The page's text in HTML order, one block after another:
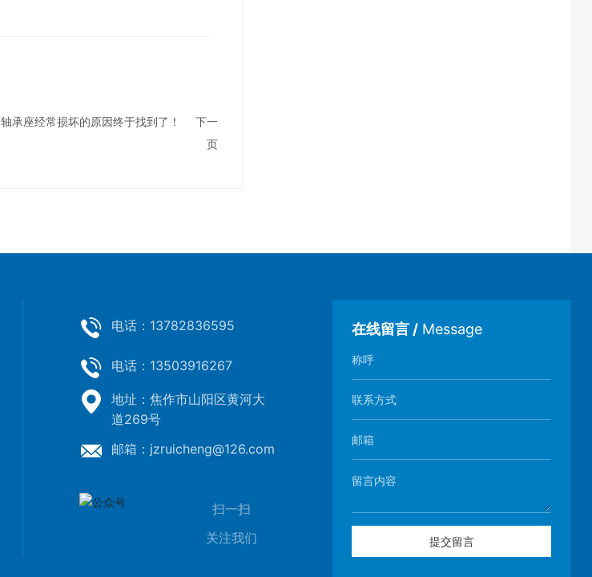
轴承座经常损坏的原因终于找到了！
下一
页
电话： 13782836595
电话： 13503916267
地址：焦作市山阳区黄河大
道269号
邮箱： jzruicheng@126.com
扫一扫
关注我们
在线留言/ Message
提交留言